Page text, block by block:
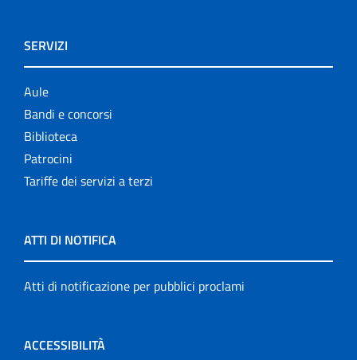
SERVIZI
Aule
Bandi e concorsi
Biblioteca
Patrocini
Tariffe dei servizi a terzi
ATTI DI NOTIFICA
Atti di notificazione per pubblici proclami
ACCESSIBILITÀ